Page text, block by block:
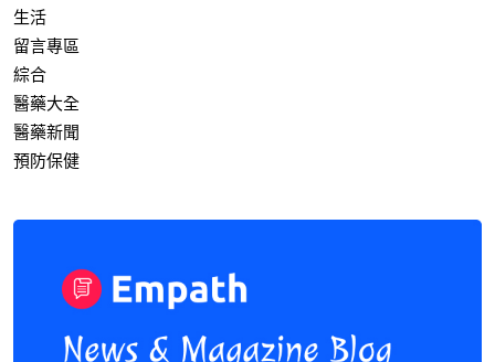
生活
留言專區
綜合
醫藥大全
醫藥新聞
預防保健